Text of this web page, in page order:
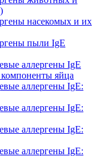
насекомых и их
пыли IgE
аллергены IgE
яйца
аллергены IgE:
аллергены IgE:
аллергены IgE:
аллергены IgE: